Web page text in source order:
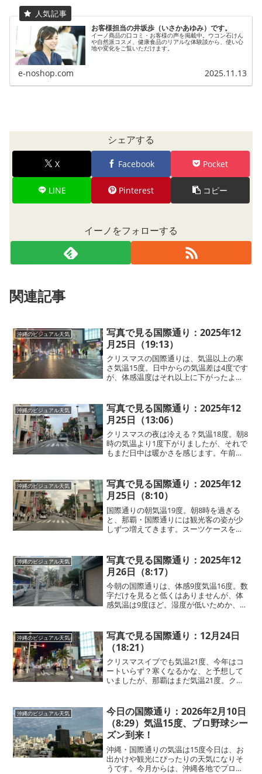
お客様担当の井坂歩（いさかあゆみ）です。
イーノ商品の口コミ・お客様の声を掲載中。ウコン石けん
や自然派コスメ、健康食品のリアルな体験談から、使い心
地や変化をご覧いただけます。
e-noshop.com 2025.11.13
シェアする
X Facebook Pocket
LINE Pinterest コピー
イーノをフォローする
関連記事
沖縄のビジュアル天気
写真で見る国際通り：2025年12
月25日（19:13）
クリスマスの国際通りは、気温以上の寒
さ気温15度。日中からの気温差は4度です
が、体感温度はそれ以上に下がったよう
国際通りでは差している傘が飛ばされそ
うになるほど。体感的に...
沖縄のビジュアル天気
写真で見る国際通り：2025年12
月25日（13:06）
クリスマスの夜は冷える？気温18度。朝8
時の気温より1度下がりましたが、それで
もまだ日中は暖かさを感じます。午前中
っています。この天気の変化の早さも、
沖縄ならではの特徴...
沖縄のビジュアル天気
写真で見る国際通り：2025年12
月25日（8:10）
国際通りの朝気温19度。朝8時を過ぎる
と、那覇・国際通りには観光客の姿が少
しずつ増えてきます。スーツケースを引
方。それぞれの旅のスタートを感じさせ
る光景です。今朝もジャケ...
沖縄のビジュアル天気
写真で見る国際通り：2025年12
月26日（8:17）
今朝の国際通りは、体感9度気温16度。数
字だけを見ると低くはありませんが、体
感気温は9度ほど。湿度が低いためか、風
客も、今日はコートやダウンを着て国際
通りを散策しています...
沖縄のビジュアル天気
写真で見る国際通り：12月24日
（18:21）
クリスマスイブでも気温21度、今年はコ
ートいらず？寒くなるかな、と予想して
いましたが、那覇はまだ気温21度。クリ
ってはコートが必要になる日もあります
が、今年は「まだ一度...
沖縄のビジュアル天気
今日の国際通り：2026年2月10日
（8:29）気温15度、プロ野球シー
ズン到来！
沖縄・国際通りの気温は15度今日は、お
出かけや観光にぴったりの天気になりそ
うです。今月からは、沖縄各地でプロ野